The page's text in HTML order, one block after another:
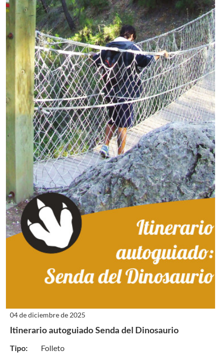
04 de diciembre de 2025
Itinerario autoguiado Senda del Dinosaurio
Tipo: Folleto